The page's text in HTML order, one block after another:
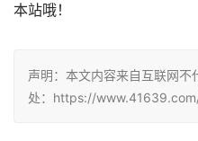
本站哦！
声明：本文内容来自互联网不
处：https://